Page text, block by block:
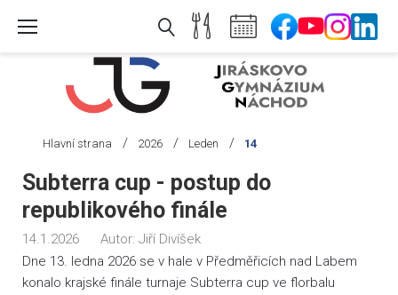
Hlavní strana / 2026 / Leden / 14
Den:
14.
1.
2026
Subterra cup - postup do
republikového finále
14.1.2026 Autor: Jiří Divíšek
Dne 13. ledna 2026 se v hale v Předměřicích nad Labem
konalo krajské finále turnaje Subterra cup ve florbalu